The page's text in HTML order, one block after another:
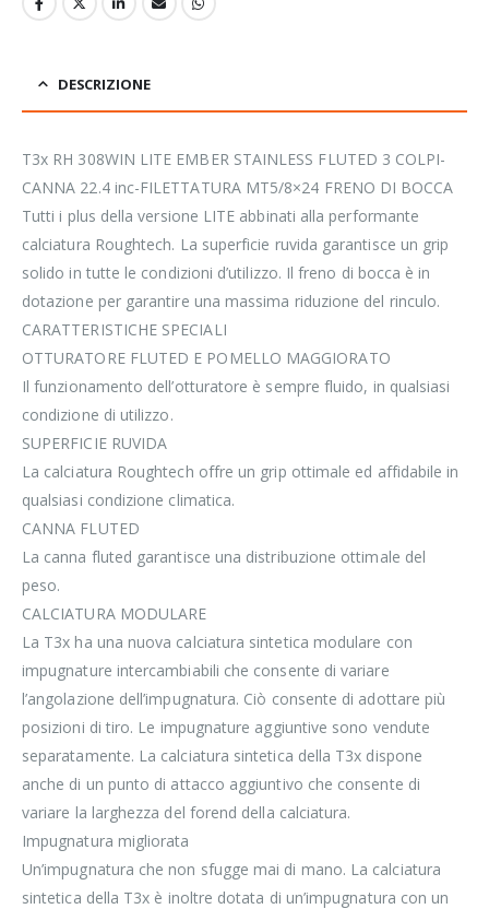
DESCRIZIONE
T3x RH 308WIN LITE EMBER STAINLESS FLUTED 3 COLPI-
CANNA 22.4 inc-FILETTATURA MT5/8×24 FRENO DI BOCCA
Tutti i plus della versione LITE abbinati alla performante
calciatura Roughtech. La superficie ruvida garantisce un grip
solido in tutte le condizioni d’utilizzo. Il freno di bocca è in
dotazione per garantire una massima riduzione del rinculo.
CARATTERISTICHE SPECIALI
OTTURATORE FLUTED E POMELLO MAGGIORATO
Il funzionamento dell’otturatore è sempre fluido, in qualsiasi
condizione di utilizzo.
SUPERFICIE RUVIDA
La calciatura Roughtech offre un grip ottimale ed affidabile in
qualsiasi condizione climatica.
CANNA FLUTED
La canna fluted garantisce una distribuzione ottimale del
peso.
CALCIATURA MODULARE
La T3x ha una nuova calciatura sintetica modulare con
impugnature intercambiabili che consente di variare
l’angolazione dell’impugnatura. Ciò consente di adottare più
posizioni di tiro. Le impugnature aggiuntive sono vendute
separatamente. La calciatura sintetica della T3x dispone
anche di un punto di attacco aggiuntivo che consente di
variare la larghezza del forend della calciatura.
Impugnatura migliorata
Un’impugnatura che non sfugge mai di mano. La calciatura
sintetica della T3x è inoltre dotata di un’impugnatura con un